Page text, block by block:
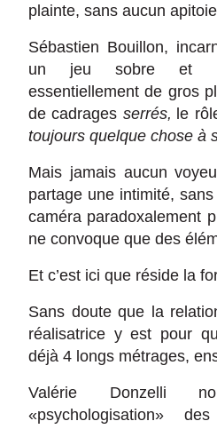
plainte, sans aucun
Sébastien Bouillon,
un jeu sobre et
essentiellement de gros
de cadrages serrés, le
toujours quelque chose à
Mais jamais aucun
partage une intimité,
caméra paradoxalement
ne convoque que des
Et c’est ici que réside la
Sans doute que la
réalisatrice y est pour
déjà 4 longs métrages,
Valérie Donzelli
«psychologisation»